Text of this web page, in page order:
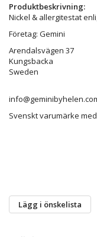
Produktbeskrivning:
Nickel & allergitestat
Företag: Gemini
Arendalsvägen 37
Kungsbacka
Sweden
Svenskt varumärke
Lägg i önskelista